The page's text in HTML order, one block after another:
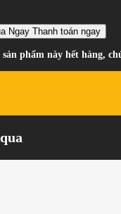
Ngay Thanh toán ngay
phẩm này hết hàng,